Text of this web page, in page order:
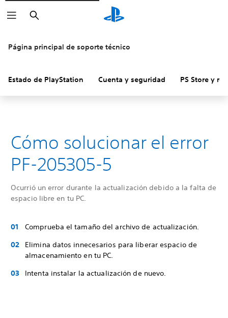
Buscar
Página principal de soporte técnico
Estado de PlayStation Cuenta y seguridad PS Store y
Cómo solucionar el error
PF-205305-5
Ocurrió un error durante la actualización debido a la falta de
espacio libre en tu PC.
Comprueba el tamaño del archivo de actualización.
Elimina datos innecesarios para liberar espacio de
almacenamiento en tu PC.
Intenta instalar la actualización de nuevo.